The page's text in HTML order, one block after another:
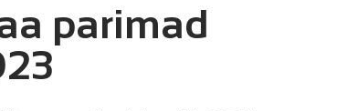
PAKKUMISED
PÄRNUMAALASTE
LOOD
INVESTORTEENINDUS
parimad